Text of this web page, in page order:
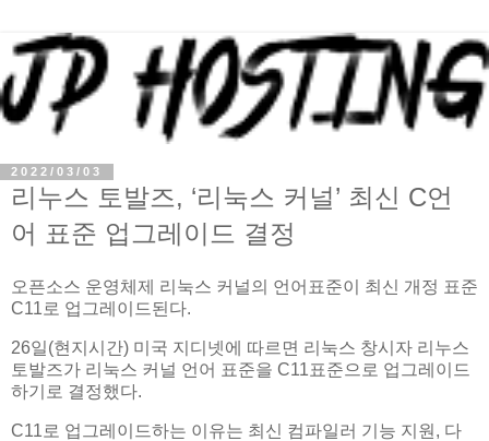
2022/03/03
리누스 토발즈, ‘리눅스 커널’ 최신 C언
어 표준 업그레이드 결정
오픈소스 운영체제 리눅스 커널의 언어표준이 최신 개정 표준
C11로 업그레이드된다.
26일(현지시간) 미국 지디넷에 따르면 리눅스 창시자 리누스
토발즈가 리눅스 커널 언어 표준을 C11표준으로 업그레이드
하기로 결정했다.
C11로 업그레이드하는 이유는 최신 컴파일러 기능 지원, 다